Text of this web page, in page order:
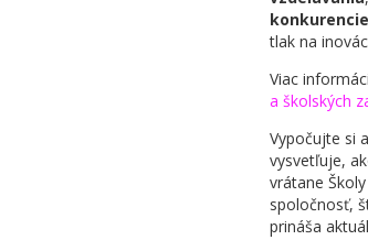
konkurencie
tlak na
Viac
a školských
Vypočujte si
vysvetľuje,
vrátane
spoločnosť,
prináša